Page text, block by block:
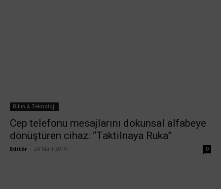
Bilim & Teknoloji
Cep telefonu mesajlarını dokunsal alfabeye
dönüştüren cihaz: “Taktilnaya Ruka”
Editör 24 Mart 2019 0